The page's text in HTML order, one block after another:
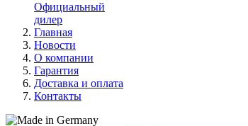
Официальный
дилер
Главная
Новости
О компании
Гарантия
Доставка и оплата
Контакты